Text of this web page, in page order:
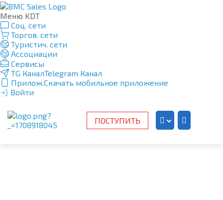
Меню KDT
Соц. сети
Торгов. сети
Туристич. сети
Ассоциации
Сервисы
TG КаналTelegram Канал
Прилож.Скачать мобильное приложение
Войти
ПОСТУПИТЬ